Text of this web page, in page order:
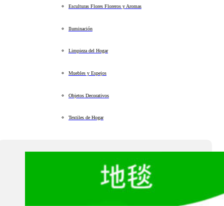
Esculturas Flores Floreros y Aromas
Iluminación
Limpieza del Hogar
Muebles y Espejos
Objetos Decorativos
Textiles de Hogar